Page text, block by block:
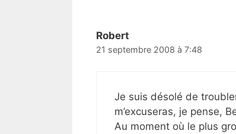
Robert
21 septembre 2008 à 7:48
Je suis désolé de
m’excuseras, je pense,
Au moment où le plus